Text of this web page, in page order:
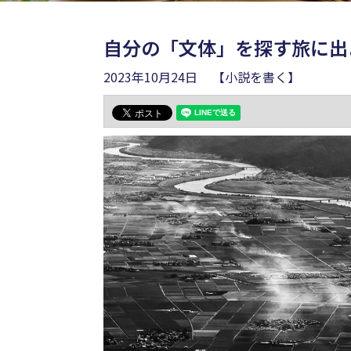
自分の「文体」を探す旅に
2023年10月24日 【小説を書く】